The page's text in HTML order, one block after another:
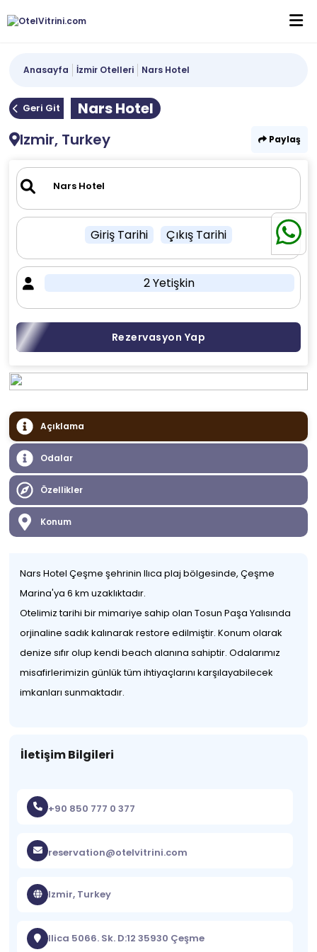
Anasayfa İzmir Otelleri Nars Hotel
Geri Git
Nars Hotel
Izmir, Turkey
Paylaş
Giriş Tarihi Çıkış Tarihi
2 Yetişkin
Rezervasyon Yap
Açıklama
Odalar
Özellikler
Konum
Nars Hotel Çeşme şehrinin Ilıca plaj bölgesinde, Çeşme
Marina'ya 6 km uzaklıktadır.
Otelimiz tarihi bir mimariye sahip olan Tosun Paşa Yalısında
orjinaline sadık kalınarak restore edilmiştir. Konum olarak
denize sıfır olup kendi beach alanına sahiptir. Odalarımız
misafirlerimizin günlük tüm ihtiyaçlarını karşılayabilecek
imkanları sunmaktadır.
İletişim Bilgileri
+90 850 777 0 377
reservation@otelvitrini.com
Izmir, Turkey
Ilica 5066. Sk. D:12 35930 Çeşme